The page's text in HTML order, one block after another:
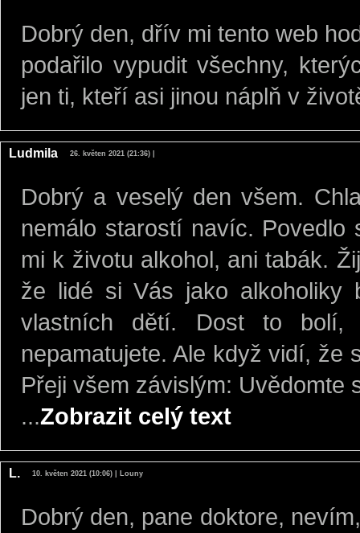
Dobrý den, dřív mi tento web
podařilo vypudit všechny,
jen ti, kteří asi jinou náplň v
Ludmila 26. květen 2021 (21:36) |
Dobrý a veselý den všem.
nemálo starostí navíc.
mi k životu alkohol, ani tabák.
že lidé si Vás jako alkoholiky
vlastních dětí. Dost to
nepamatujete. Ale když vidí, že
Přeji všem závislým: Uvědomte
...Zobrazit celý text
L. 10. květen 2021 (10:06) | Louny
Dobrý den, pane doktore,